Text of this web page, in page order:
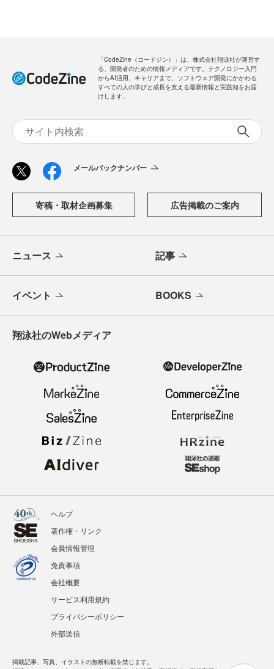
「CodeZine（コードジン）」は、株式会社翔泳社が運営す
る、開発者のための情報メディアです。テクノロジー入門
からAI活用、キャリアまで、ソフトウェア開発にかかわる
すべての人の学びと成長を支える最新情報と実践知をお届
けします。
メールバックナンバー
寄稿・取材企画募集 広告掲載のご案内
ニュース 記事
イベント BOOKS
翔泳社のWebメディア
ヘルプ
著作権・リンク
会員情報管理
免責事項
会社概要
サービス利用規約
プライバシーポリシー
外部送信
掲載記事、写真、イラストの無断転載を禁じます。